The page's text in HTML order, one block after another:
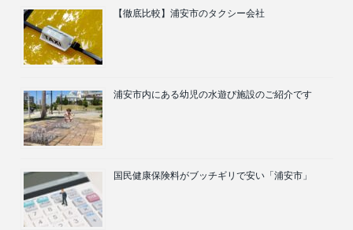
【徹底比較】浦安市のタクシー会社
浦安市内にある幼児の水遊び施設のご紹介です
国民健康保険料がブッチギリで安い「浦安市」